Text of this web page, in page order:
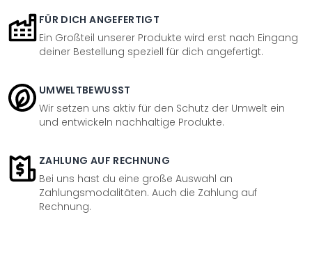
FÜR DICH ANGEFERTIGT
Ein Großteil unserer Produkte wird erst nach Eingang
deiner Bestellung speziell für dich angefertigt.
UMWELTBEWUSST
Wir setzen uns aktiv für den Schutz der Umwelt ein
und entwickeln nachhaltige Produkte.
ZAHLUNG AUF RECHNUNG
Bei uns hast du eine große Auswahl an
Zahlungsmodalitäten. Auch die Zahlung auf
Rechnung.